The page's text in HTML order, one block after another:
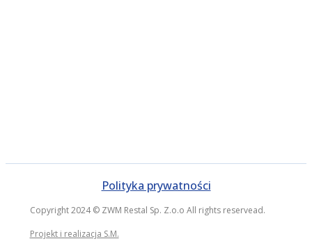
Polityka prywatności
Copyright 2024 © ZWM Restal Sp. Z.o.o All rights reservead.
Projekt i realizacja S.M.